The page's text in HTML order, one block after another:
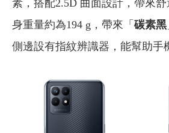
素，搭配2.5D 曲面設計，帶來
身重量約為194 g，帶來「 碳素黑
側邊設有指紋辨識器，能幫助手